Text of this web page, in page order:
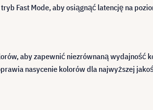
Fast Mode, aby osiągnąć latencję na
aby zapewnić niezrównaną wydajność
nasycenie kolorów dla najwyższej